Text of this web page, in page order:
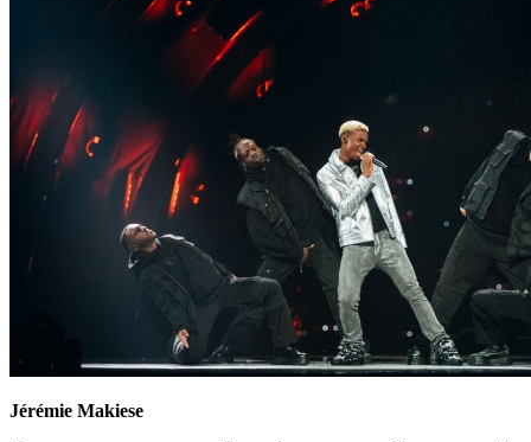
Jérémie Makiese